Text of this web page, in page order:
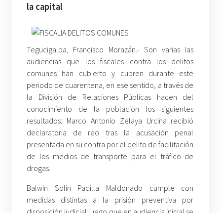
la capital
Tegucigalpa, Francisco Morazán.- Son varias las
audiencias que los fiscales contra los delitos
comunes han cubierto y cubren durante este
periodo de cuarentena, en ese sentido, a través de
la División de Relaciones Públicas hacen del
conocimiento de la población los siguientes
resultados: Marco Antonio Zelaya Urcina recibió
declaratoria de reo tras la acusación penal
presentada en su contra por el delito de facilitación
de los medios de transporte para el tráfico de
drogas.
Balwin Solin Padilla Maldonado cumple con
medidas distintas a la prisión preventiva por